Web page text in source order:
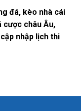
đá, kèo nhà cái
cược châu Âu,
nhập lịch thi